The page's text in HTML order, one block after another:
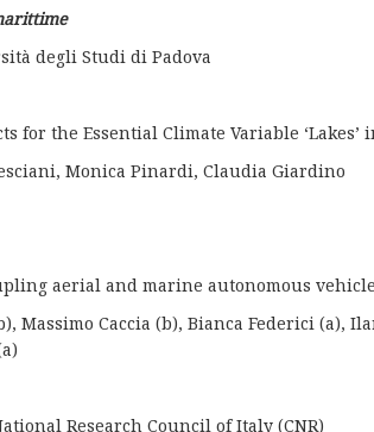
degli Studi di Padova
the Essential Climate Variable ‘Lakes’
Monica Pinardi, Claudia Giardino
aerial and marine autonomous
Caccia (b), Bianca Federici (a),
Research Council of Italy (CNR)